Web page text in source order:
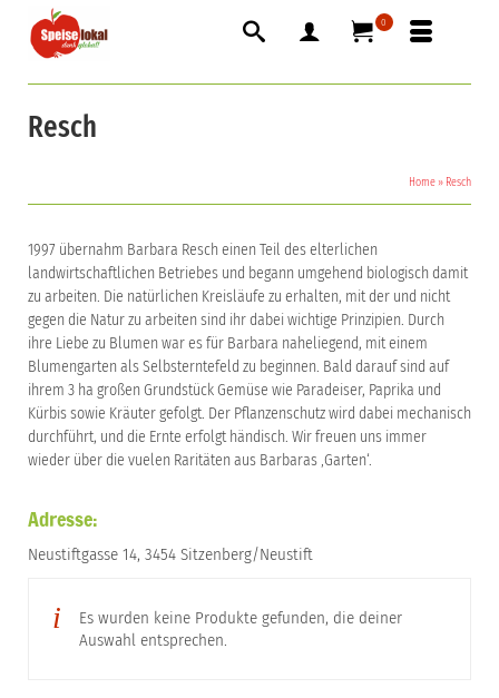
0
Resch
Home » Resch
1997 übernahm Barbara Resch einen Teil des elterlichen
landwirtschaftlichen Betriebes und begann umgehend biologisch damit
zu arbeiten. Die natürlichen Kreisläufe zu erhalten, mit der und nicht
gegen die Natur zu arbeiten sind ihr dabei wichtige Prinzipien. Durch
ihre Liebe zu Blumen war es für Barbara naheliegend, mit einem
Blumengarten als Selbsterntefeld zu beginnen. Bald darauf sind auf
ihrem 3 ha großen Grundstück Gemüse wie Paradeiser, Paprika und
Kürbis sowie Kräuter gefolgt. Der Pflanzenschutz wird dabei mechanisch
durchführt, und die Ernte erfolgt händisch. Wir freuen uns immer
wieder über die vuelen Raritäten aus Barbaras ‚Garten‘.
Adresse:
Neustiftgasse 14, 3454 Sitzenberg/Neustift
Es wurden keine Produkte gefunden, die deiner
Auswahl entsprechen.